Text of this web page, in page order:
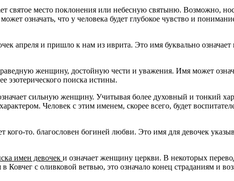
святое место поклонения или небесную святыню. Возможно,
означать, что у человека будет глубокое чувство и
апреля и пришло к нам из иврита. Это имя буквально
женщину, достойную чести и уважения. Имя может
эзотерического поиска истины.
сильную женщину. Учитывая более духовный и тонкий
Человек с этим именем, скорее всего, будет
кого-то. благословен богиней любви. Это имя для девочек
имен девочек и означает женщину церкви. В некоторых
с оливковой ветвью, это означало конец страданиям и